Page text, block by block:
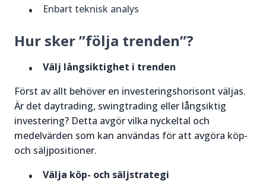
Enbart teknisk analys
Hur sker ”följa trenden”?
Välj långsiktighet i trenden
Först av allt behöver en investeringshorisont väljas.
Är det daytrading, swingtrading eller långsiktig
investering? Detta avgör vilka nyckeltal och
medelvärden som kan användas för att avgöra köp-
och säljpositioner.
Välja köp- och säljstrategi